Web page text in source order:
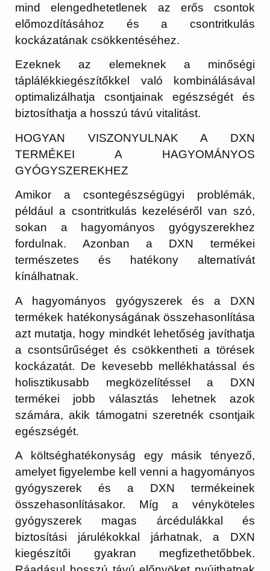
mind elengedhetetlenek az erős csontok
előmozdításához és a csontritkulás
kockázatának csökkentéséhez.
Ezeknek az elemeknek a minőségi
táplálékkiegészítőkkel való kombinálásával
optimalizálhatja csontjainak egészségét és
biztosíthatja a hosszú távú vitalitást.
HOGYAN VISZONYULNAK A DXN
TERMÉKEI A HAGYOMÁNYOS
GYÓGYSZEREKHEZ
Amikor a csontegészségügyi problémák,
például a csontritkulás kezeléséről van szó,
sokan a hagyományos gyógyszerekhez
fordulnak. Azonban a DXN termékei
természetes és hatékony alternatívát
kínálhatnak.
A hagyományos gyógyszerek és a DXN
termékek hatékonyságának összehasonlítása
azt mutatja, hogy mindkét lehetőség javíthatja
a csontsűrűséget és csökkentheti a törések
kockázatát. De kevesebb mellékhatással és
holisztikusabb megközelítéssel a DXN
termékei jobb választás lehetnek azok
számára, akik támogatni szeretnék csontjaik
egészségét.
A költséghatékonyság egy másik tényező,
amelyet figyelembe kell venni a hagyományos
gyógyszerek és a DXN termékeinek
összehasonlításakor. Míg a vényköteles
gyógyszerek magas árcédulákkal és
biztosítási járulékokkal járhatnak, a DXN
kiegészítői gyakran megfizethetőbbek.